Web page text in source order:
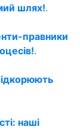
шлях!.
правники
.
наші